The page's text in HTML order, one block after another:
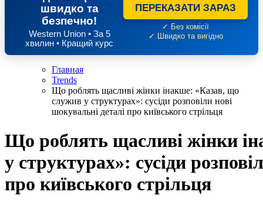
швидко та
безпечно!
Western Union • За 5
хвилин • Кращий курс
ПЕРЕКАЗАТИ ЗАРАЗ
✓ Без комісії
✓ Швидко та вигідно
Главная
Trends
Що роблять щасливі жінки інакше: «Казав, що
служив у структурах»: сусіди розповіли нові
шокувальні деталі про київського стрільця
Що роблять щасливі жінки
у структурах»: сусіди
про київського стрільця